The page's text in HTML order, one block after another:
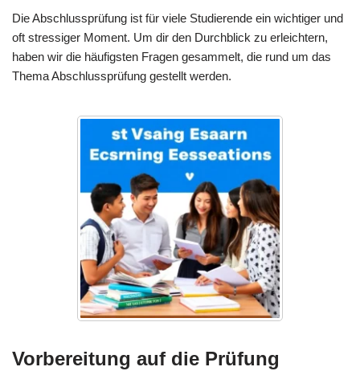
Die Abschlussprüfung ist für viele Studierende ein wichtiger und
oft stressiger Moment. Um dir den Durchblick zu erleichtern,
haben wir die häufigsten Fragen gesammelt, die rund um das
Thema Abschlussprüfung gestellt werden.
Vorbereitung auf die Prüfung